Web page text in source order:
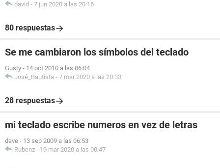
david - 7 jun 2020 a las 20:16
80 respuestas
Se me cambiaron los símbolos del teclado
Gusty - 14 oct 2010 a las 06:04
José_Bautista - 7 mar 2020 a las 20:33
28 respuestas
mi teclado escribe numeros en vez de letras
dave - 13 sep 2009 a las 06:53
Rubenz - 19 mar 2020 a las 00:47